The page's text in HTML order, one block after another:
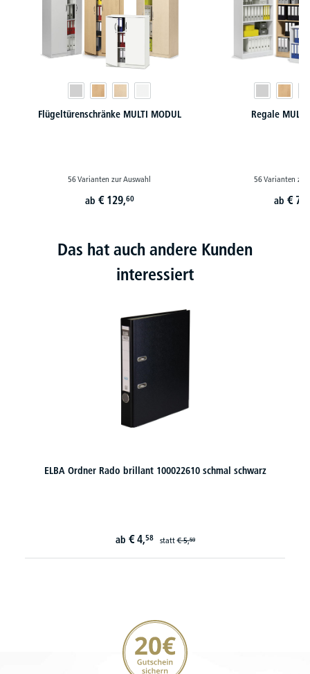
Flügeltürenschränke MULTI MODUL
56 Varianten zur Auswahl
ab € 129,60
Regale MULTI
56 Varianten zur
ab € 78,
Das hat auch andere Kunden
interessiert
ELBA Ordner Rado brillant 100022610 schmal schwarz
ab € 4,58 statt€ 5,59
20€ Gutschein sichern